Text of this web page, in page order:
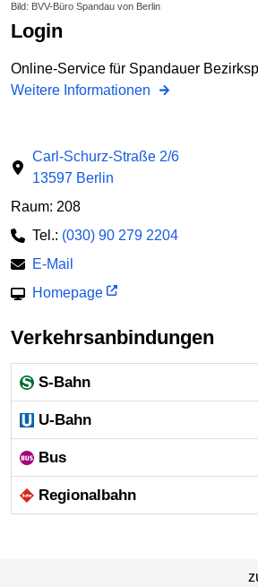
Bild: BVV-Büro Spandau von Berlin
Login
Online-Service für Spandauer
Weitere Informationen
Carl-Schurz-Straße 2/6
13597 Berlin
Raum: 208
Tel.: (030) 90 279 2204
E-Mail
Homepage
Verkehrsanbindungen
S-Bahn
U-Bahn
Bus
Regional­bahn